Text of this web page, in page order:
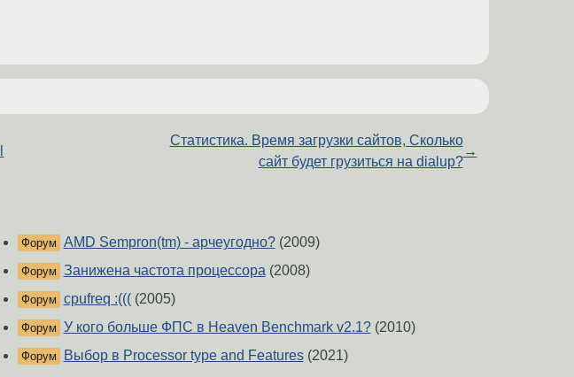
Статистика. Время загрузки сайтов, Сколько
сайт будет грузиться на dialup?
→
Форум AMD Sempron(tm) - арчеугодно?(2009)
Форум Занижена частота процессора(2008)
Форум cpufreq :((((2005)
Форум У кого больше ФПС в Heaven Benchmark v2.1?(2010)
Форум Выбор в Processor type and Features(2021)